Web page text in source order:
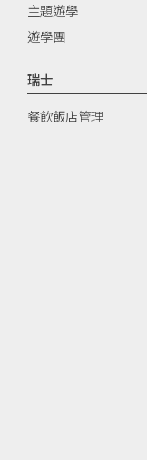
主題遊學
遊學團
瑞士
餐飲飯店管理